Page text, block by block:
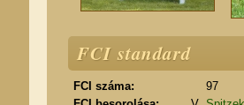
FCI standard
FCI száma:
97